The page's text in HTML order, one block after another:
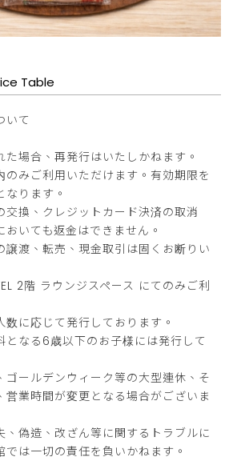
Table
いて
た場合、再発行はいたしかねます。
のみご利用いただけます。有効期限を
ります。
交換、クレジットカード決済の取消
いても返金はできません。
譲渡、転売、現金取引は固くお断りい
2階 ラウンジスペース にてのみご利
数に応じて発行しております。
なる6歳以下のお子様には発行して
ゴールデンウィーク等の大型連休、そ
営業時間が変更となる場合がございま
、偽造、改ざん等に関するトラブルに
では一切の責任を負いかねます。